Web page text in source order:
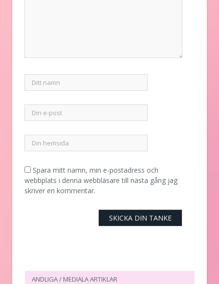
Spara mitt namn, min e-postadress och
webbplats i denna webbläsare till nästa gång jag
skriver en kommentar.
ANDLIGA / MEDIALA ARTIKLAR